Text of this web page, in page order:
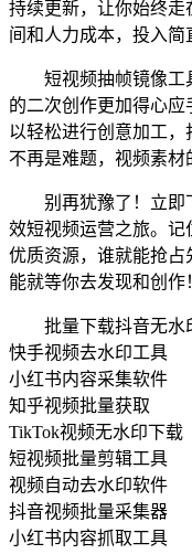
持续更新，让你始终
间和人力成本，投入简
短视频抽帧镜像工
的二次创作更加得心
以轻松进行创意加工
不再是难题，视频素材
别再犹豫了！立即
效短视频运营之旅。
优质资源，谁就能抢
能就等你去发现和创作
批量下载抖音无水
快手视频去水印工具
小红书内容采集软件
知乎视频批量获取
TikTok视频无水印下载
短视频批量剪辑工具
视频自动去水印软件
抖音视频批量采集器
小红书内容抓取工具